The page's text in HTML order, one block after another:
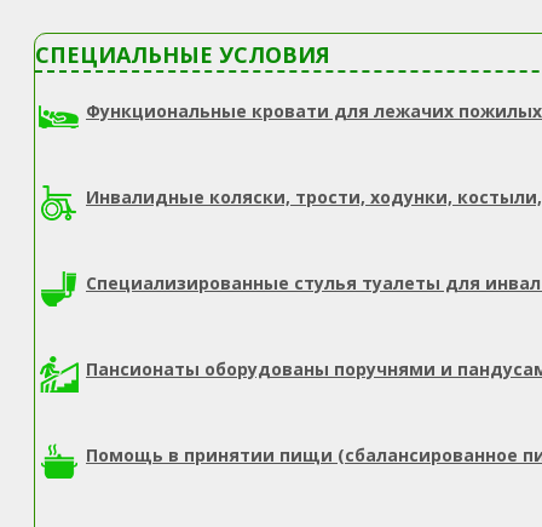
СПЕЦИАЛЬНЫЕ УСЛОВИЯ
Функциональные кровати для лежачих
Инвалидные коляски, трости, ходунки,
Специализированные стулья туалеты для
Пансионаты оборудованы поручнями и
Помощь в принятии пищи (сбалансированное